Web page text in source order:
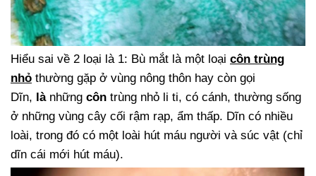
Hiểu sai về 2 loại là 1: Bù mắt là một loại côn trùng
nhỏ thường gặp ở vùng nông thôn hay còn gọi
Dĩn, lànhững côn trùng nhỏ li ti, có cánh, thường sống
ở những vùng cây cối rậm rạp, ẩm thấp. Dĩn có nhiều
loài, trong đó có một loài hút máu người và súc vật (chỉ
dĩn cái mới hút máu).